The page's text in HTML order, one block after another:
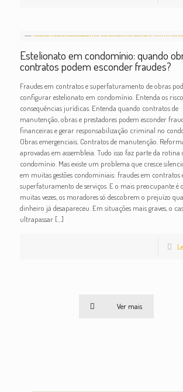
Estelionato em condomínio: quando
contratos podem esconder fraudes?
Fraudes em contratos e superfaturamento de obras
configurar estelionato em condomínio. Entenda os
consequências jurídicas. Entenda quando contratos de
manutenção, obras e prestadores podem esconder
financeiras e gerar responsabilização criminal no
Obras emergenciais. Contratos de manutenção.
aprovadas em assembleia. Tudo isso faz parte da rotina
condomínio. Mas existe um problema que cresce
em muitas gestões condominiais: fraudes em contratos
superfaturamento de serviços. E o mais preocupante é
muitas vezes, os moradores só descobrem o prejuízo
dinheiro já desapareceu. Em situações mais graves, o
ultrapassar[…]
Ver mais